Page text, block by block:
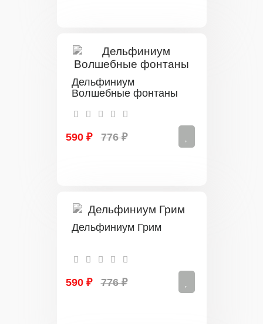
Дельфиниум
Волшебные фонтаны
590 ₽ 776 ₽
Дельфиниум Грим
590 ₽ 776 ₽